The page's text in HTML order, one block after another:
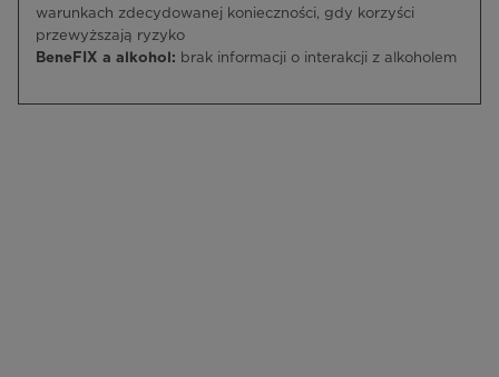
warunkach zdecydowanej konieczności, gdy korzyści
przewyższają ryzyko
BeneFIX a alkohol: brak informacji o interakcji z alkoholem